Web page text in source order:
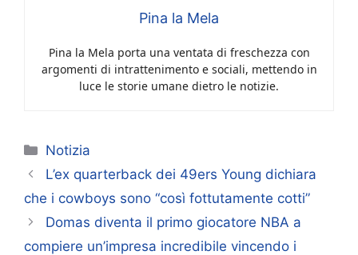
Pina la Mela
Pina la Mela porta una ventata di freschezza con
argomenti di intrattenimento e sociali, mettendo in
luce le storie umane dietro le notizie.
Categorie
Notizia
L’ex quarterback dei 49ers Young dichiara
che i cowboys sono “così fottutamente cotti”
Domas diventa il primo giocatore NBA a
compiere un’impresa incredibile vincendo i